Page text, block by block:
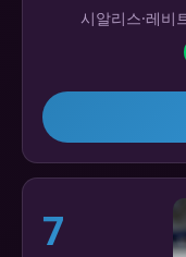
시알리스·레
7